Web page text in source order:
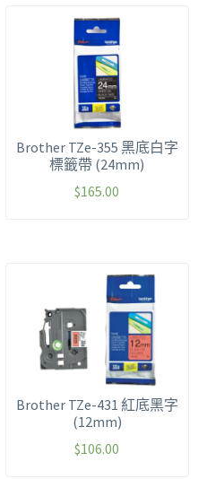
Brother TZe-355 黑底白字
標籤帶 (24mm)
$165.00
Brother TZe-431 紅底黑字
(12mm)
$106.00